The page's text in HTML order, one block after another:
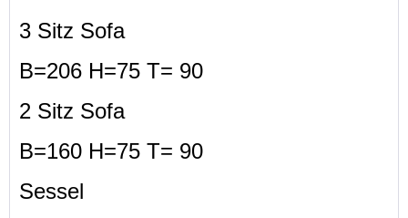
3 Sitz Sofa
B=206 H=75 T= 90
2 Sitz Sofa
B=160 H=75 T= 90
Sessel